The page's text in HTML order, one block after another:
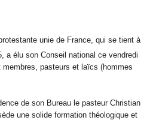
unie de France, qui se tient à
a élu son Conseil national ce vendredi
pasteurs et laïcs (hommes
de son Bureau le pasteur Christian
une solide formation théologique et